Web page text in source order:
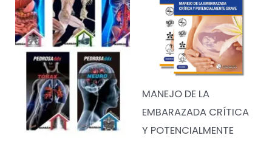
MANEJO DE LA
EMBARAZADA CRÍTICA
Y POTENCIALMENTE